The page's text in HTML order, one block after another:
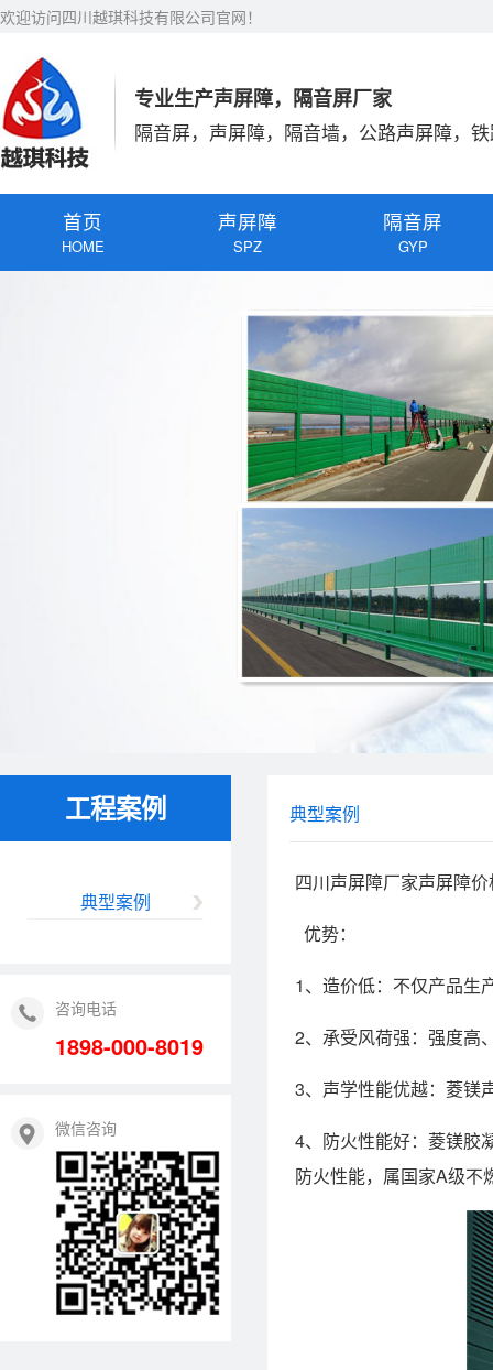
欢迎访问四川越琪科技有限公司官网！
专业生产声屏障，隔音屏厂家
隔音屏，声屏障，隔音墙，公路声屏障，
首页
HOME
声屏障
SPZ
隔音屏
GYP
工程案例
典型案例
咨询电话
1898-000-8019
微信咨询
典型案例
四川声屏障厂家声屏障
优势：
1、造价低：不仅产品生
2、承受风荷强：强度高
3、声学性能优越：菱镁
4、防火性能好：菱镁胶
防火性能，属国家A级不